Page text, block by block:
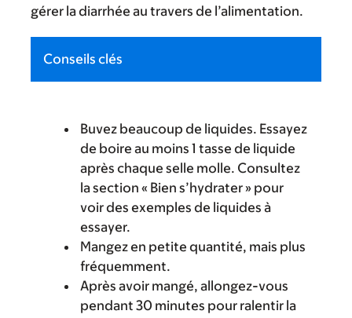
gérer la diarrhée au travers de l’alimentation.
Conseils clés
Buvez beaucoup de liquides. Essayez
de boire au moins 1 tasse de liquide
après chaque selle molle. Consultez
la section « Bien s’hydrater » pour
voir des exemples de liquides à
essayer.
Mangez en petite quantité, mais plus
fréquemment.
Après avoir mangé, allongez-vous
pendant 30 minutes pour ralentir la